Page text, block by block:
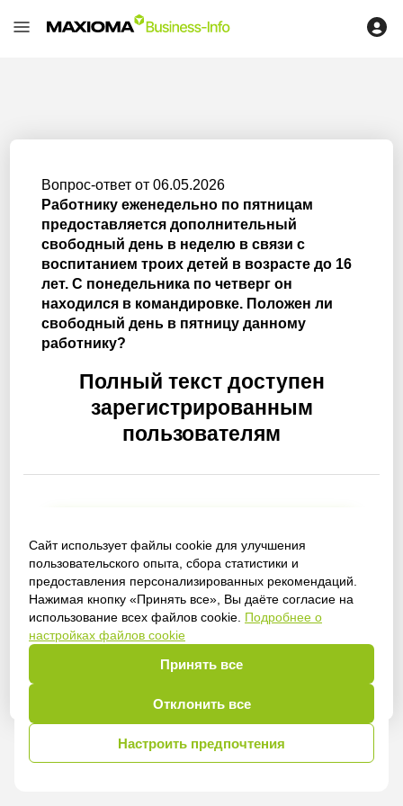
Сайт использует файлы cookie для улучшения
пользовательского опыта, сбора статистики и
предоставления персонализированных рекомендаций.
Нажимая кнопку «Принять все», Вы даёте согласие на
использование всех файлов cookie. Подробнее о
настройках файлов cookie
Принять все
Отклонить все
Настроить предпочтения
Вопрос-ответ от 06.05.2026
Работнику еженедельно по пятницам
предоставляется дополнительный
свободный день в неделю в связи с
воспитанием троих детей в возрасте до 16
лет. С понедельника по четверг он
находился в командировке. Положен ли
свободный день в пятницу данному
работнику?
Полный текст доступен
зарегистрированным
пользователям
Получить доступ
Войти